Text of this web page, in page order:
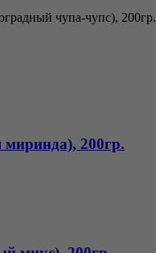
чупа-чупс), 200гр.
200гр.